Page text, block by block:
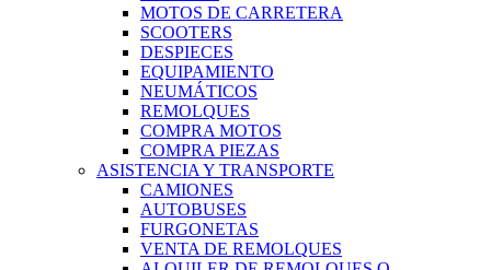
MOTOS DE CARRETERA
SCOOTERS
DESPIECES
EQUIPAMIENTO
NEUMÁTICOS
REMOLQUES
COMPRA MOTOS
COMPRA PIEZAS
ASISTENCIA Y TRANSPORTE
CAMIONES
AUTOBUSES
FURGONETAS
VENTA DE REMOLQUES